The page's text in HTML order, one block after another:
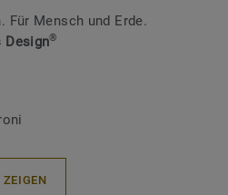
Für Mensch und Erde.
Design®
ZEIGEN